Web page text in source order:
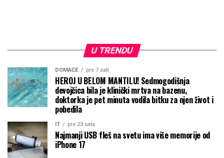
U TRENDU
DOMAĆE pre 7 sati
HEROJ U BELOM MANTILU! Sedmogodišnja
devojčica bila je klinički mrtva na bazenu,
doktorka je pet minuta vodila bitku za njen život i
pobedila
IT pre 23 sata
Najmanji USB fleš na svetu ima više memorije od
iPhone 17